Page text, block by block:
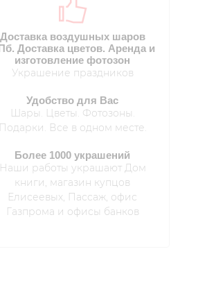
Доставка воздушных шаров
Доставка цветов. Аренда и
изготовление фотозон
Украшение праздников
Удобство для Вас
Шары. Цветы. Фотозоны.
Подарки. Все в одном месте.
Более 1000 украшений
Наши работы украшают Дом
книги, магазин купцов
Елисеевых, Пассаж, офис
Газпрома и офисы банков